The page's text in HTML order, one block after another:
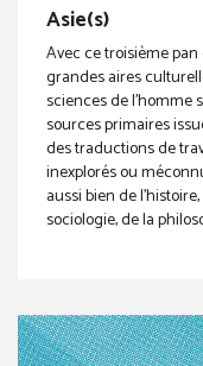
Asie(s)
Avec ce troisième
grandes aires
sciences de
sources primaires
des traductions de
inexplorés ou
aussi bien de
sociologie, de la